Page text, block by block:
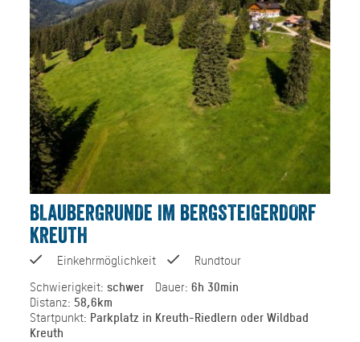
BLAUBERGRUNDE IM BERGSTEIGERDORF
KREUTH
Einkehrmöglichkeit
Rundtour
Schwierigkeit: schwer Dauer: 6h 30min
Distanz: 58,6km
Startpunkt: Parkplatz in Kreuth-Riedlern oder Wildbad
Kreuth